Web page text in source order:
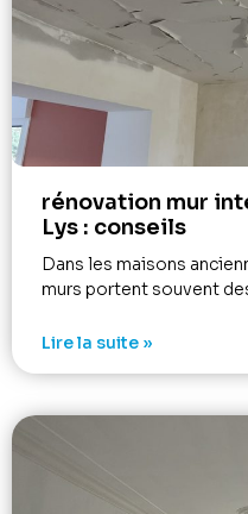
rénovation mur
Lys : conseils
Dans les maisons
murs portent souvent
Lire la suite »